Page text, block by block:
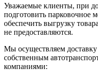
Уважаемые клиенты, при
подготовить парковочное
обеспечить выгрузку
не предоставляются.
Мы осуществляем
собственным
компаниями: